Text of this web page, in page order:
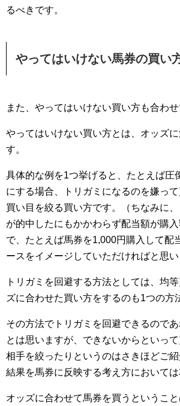
るべきです。
やってはいけない馬券の買い
また、やってはいけない買い方も合わせ
やってはいけない買い方とは、オッズ
す。
具体的な例を1つ挙げると、たとえば圧
にする場合、トリガミになるのを嫌っ
買い目を絞る買い方です。（ちなみに
が的中したにもかかわらず配当額が購
で、たとえば馬券を1,000円購入して配
ースをイメージしていただければと思い
トリガミを回避する方法としては、均
ズに合わせた買い方をするのも1つの方
その方法でトリガミを回避できるので
とは思いますが、できないからといっ
相手を絞ったりというのはさきほどご
結果を馬券に反映する考え方においては
オッズに合わせて馬券を買うというこ